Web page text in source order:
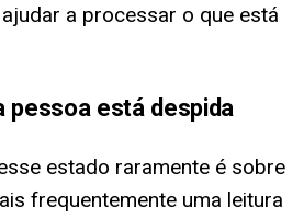
a processar o que está
pessoa está despida
estado raramente é sobre
frequentemente uma leitura